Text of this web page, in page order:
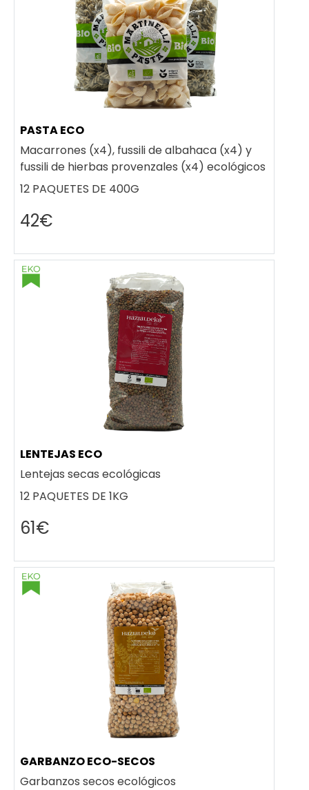
PASTA ECO
Macarrones (x4), fussili de albahaca (x4) y
fussili de hierbas provenzales (x4) ecológicos
12 PAQUETES DE 400G
42€
LENTEJAS ECO
Lentejas secas ecológicas
12 PAQUETES DE 1KG
61€
GARBANZO ECO-SECOS
Garbanzos secos ecológicos